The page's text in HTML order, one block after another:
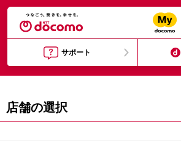
サポート
店舗の選択